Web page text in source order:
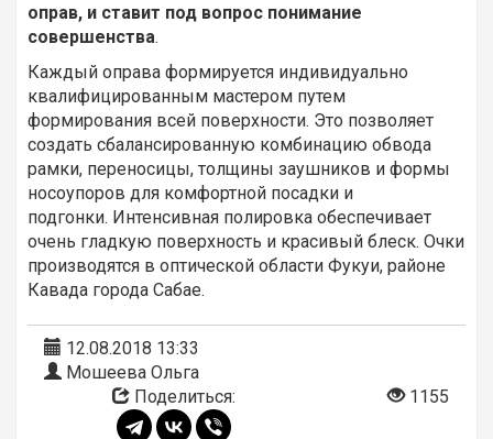
оправ, и ставит под вопрос понимание
совершенства.
Каждый оправа формируется индивидуально
квалифицированным мастером путем
формирования всей поверхности. Это позволяет
создать сбалансированную комбинацию обвода
рамки, переносицы, толщины заушников и формы
носоупоров для комфортной посадки и
подгонки. Интенсивная полировка обеспечивает
очень гладкую поверхность и красивый блеск. Очки
производятся в оптической области Фукуи, районе
Кавада города Сабае.
12.08.2018 13:33
Мошеева Ольга
Поделиться:
1155